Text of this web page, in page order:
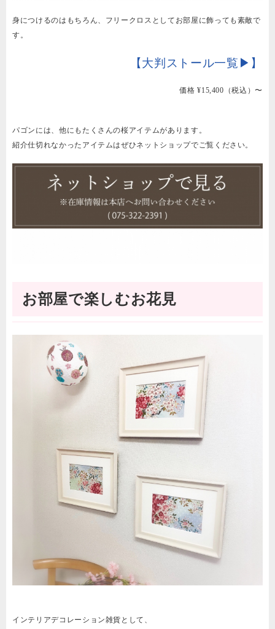
身につけるのはもちろん、フリークロスとしてお部屋に飾っても素敵で
す。
【大判ストール一覧▶︎】
価格 ¥15,400（税込）〜
パゴンには、他にもたくさんの桜アイテムがあります。
紹介仕切れなかったアイテムはぜひネットショップでご覧ください。
お部屋で楽しむお花見
インテリアデコレーション雑貨として、